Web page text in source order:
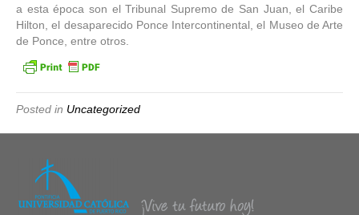
a esta época son el Tribunal Supremo de San Juan, el Caribe
Hilton, el desaparecido Ponce Intercontinental, el Museo de Arte
de Ponce, entre otros.
Posted in Uncategorized